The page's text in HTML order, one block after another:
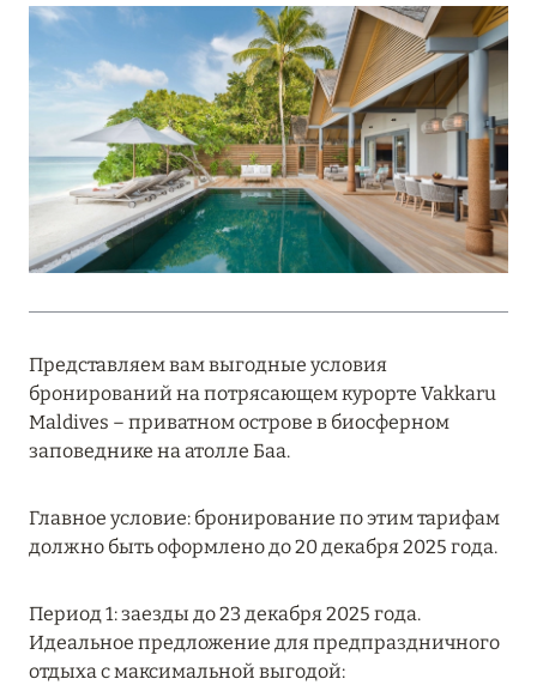
18 мая 2026
THE ST. REGIS MALDIVES VOMMULI:
МАНИФЕСТ ЭСТЕТИКИ В САМОМ СЕРДЦЕ
ОКЕАНА
Подробнее
27 апреля 2026
Подробнее
20 марта 2026
LA CARTE PREMIUM ПО ОТЕЛЮ WALDORF
ASTORIA MALDIVES ITHAAFUSHI, МАЛЬДИВЫ
12 ноября 2025
Представляем вам выгодные условия
бронирований на потрясающем курорте Vakkaru
Maldives – приватном острове в биосферном
заповеднике на атолле Баа.
Главное условие: бронирование по этим тарифам
должно быть оформлено до 20 декабря 2025 года.
Период 1: заезды до 23 декабря 2025 года.
Идеальное предложение для предпраздничного
отдыха с максимальной выгодой: